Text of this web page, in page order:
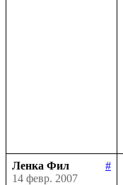
Ленка Фил
#
14 февр. 2007